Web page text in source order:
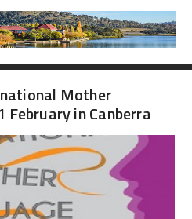
Mother
February in Canberra